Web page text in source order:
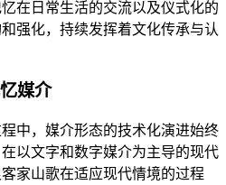
在日常生活的交流以及仪式化的
强化，持续发挥着文化传承与认
媒介
中，媒介形态的技术化演进始终
以文字和数字媒介为主导的现代
家山歌在适应现代情境的过程